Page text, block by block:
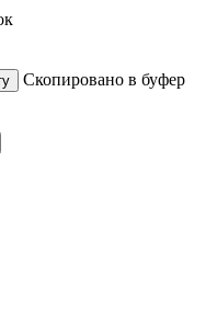
Скопировано в буфер